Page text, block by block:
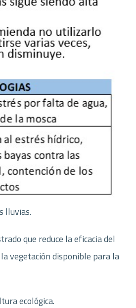
lluvias.
que reduce la eficacia del
vegetación disponible para la
ecológica.